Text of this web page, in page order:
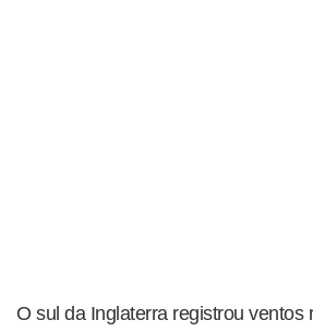
O sul da Inglaterra registrou ventos